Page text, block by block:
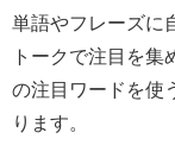
単語やフレーズに
トークで注目を
の注目ワードを使
ります。